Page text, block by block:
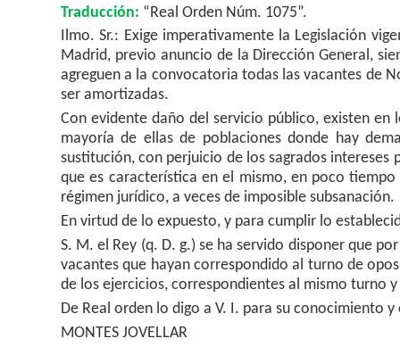
Traducción: “Real Orden Núm. 1075”.
Ilmo. Sr.: Exige imperativamente la Legislación
Madrid, previo anuncio de la Dirección General,
agreguen a la convocatoria todas las vacantes de
ser amortizadas.
Con evidente daño del servicio público, existen en
mayoría de ellas de poblaciones donde hay
sustitución, con perjuicio de los sagrados
que es característica en el mismo, en poco
régimen jurídico, a veces de imposible subsanación.
En virtud de lo expuesto, y para cumplir lo
S. M. el Rey (q. D. g.) se ha servido disponer que
vacantes que hayan correspondido al turno de
de los ejercicios, correspondientes al mismo turno
De Real orden lo digo a V. I. para su conocimiento
MONTES JOVELLAR